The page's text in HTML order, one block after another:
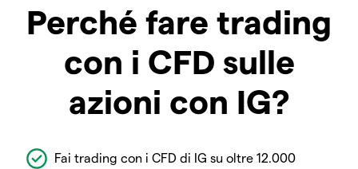
Perché fare trading
con i CFD sulle
azioni con IG?
Fai trading con i CFD di IG su oltre 12.000